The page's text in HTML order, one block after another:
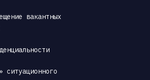
вакантных
ситуационного